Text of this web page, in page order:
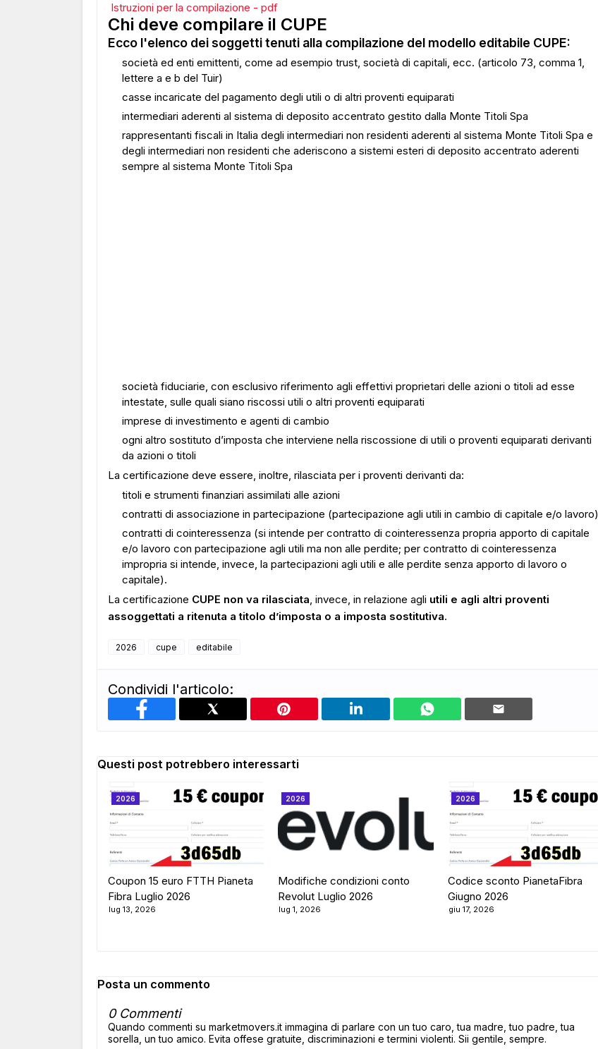
ADS
Istruzioni per la compilazione - pdf
Chi deve compilare il CUPE
Ecco l'elenco dei soggetti tenuti alla compilazione del modello editabile CUPE:
società ed enti emittenti, come ad esempio trust, società di capitali, ecc. (articolo 73, comma 1,
lettere a e b del Tuir)
casse incaricate del pagamento degli utili o di altri proventi equiparati
intermediari aderenti al sistema di deposito accentrato gestito dalla Monte Titoli Spa
rappresentanti fiscali in Italia degli intermediari non residenti aderenti al sistema Monte Titoli Spa e
degli intermediari non residenti che aderiscono a sistemi esteri di deposito accentrato aderenti
sempre al sistema Monte Titoli Spa
società fiduciarie, con esclusivo riferimento agli effettivi proprietari delle azioni o titoli ad esse
intestate, sulle quali siano riscossi utili o altri proventi equiparati
imprese di investimento e agenti di cambio
ogni altro sostituto d’imposta che interviene nella riscossione di utili o proventi equiparati derivanti
da azioni o titoli
La certificazione deve essere, inoltre, rilasciata per i proventi derivanti da:
titoli e strumenti finanziari assimilati alle azioni
contratti di associazione in partecipazione (partecipazione agli utili in cambio di capitale e/o lavoro)
contratti di cointeressenza (si intende per contratto di cointeressenza propria apporto di capitale
e/o lavoro con partecipazione agli utili ma non alle perdite; per contratto di cointeressenza
impropria si intende, invece, la partecipazioni agli utili e alle perdite senza apporto di lavoro o
capitale).
La certificazione CUPE non va rilasciata, invece, in relazione agli utili e agli altri proventi
assoggettati a ritenuta a titolo d’imposta o a imposta sostitutiva.
2026 cupe editabile
Condividi l'articolo:
Questi post potrebbero interessarti
2026
Coupon 15 euro FTTH Pianeta
Fibra Luglio 2026
lug 13, 2026
2026
Modifiche condizioni conto
Revolut Luglio 2026
lug 1, 2026
2026
Codice sconto PianetaFibra
Giugno 2026
giu 17, 2026
Posta un commento
0 Commenti
Quando commenti su marketmovers.it immagina di parlare con un tuo caro, tua madre, tuo padre, tua
sorella, un tuo amico. Evita offese gratuite, discriminazioni e termini violenti. Sii gentile, sempre.